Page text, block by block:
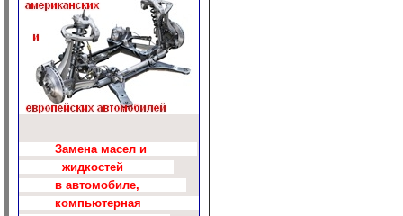
Замена масел и
жидкостей
в автомобиле,
компьютерная